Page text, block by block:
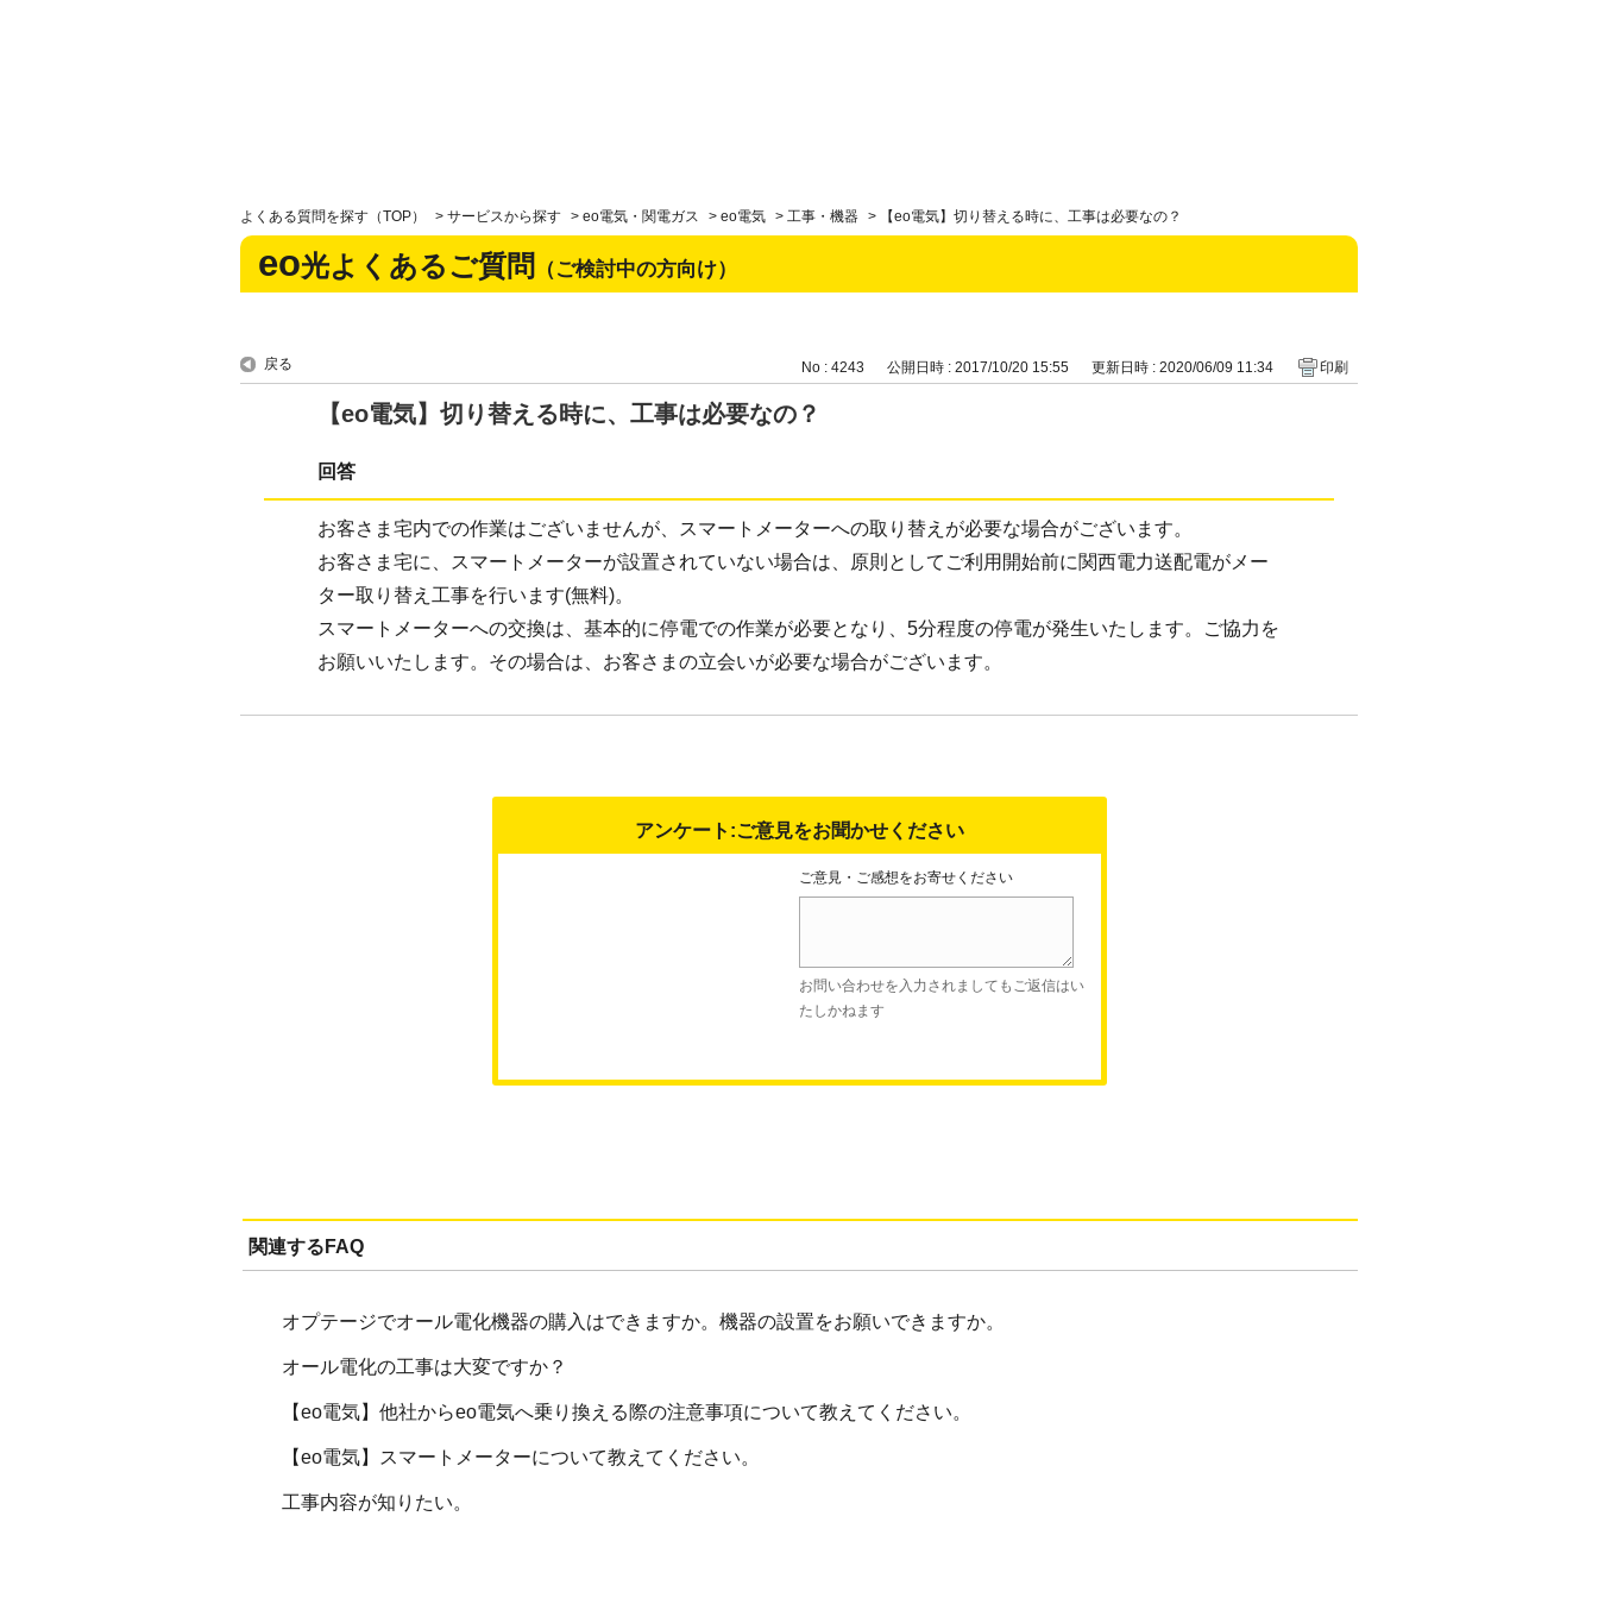
よくある質問を探す（TOP） > サービスから探す > eo電気・関電ガス > eo電気 > 工事・機器 > 【eo電気】切り替える時に、工事は必要なの？
eo光よくあるご質問 （ご検討中の方向け）
戻る No : 4243 公開日時 : 2017/10/20 15:55 更新日時 : 2020/06/09 11:34 印刷
【eo電気】切り替える時に、工事は必要なの？
回答
お客さま宅内での作業はございませんが、スマートメーターへの取り替えが必要な場合がございます。
お客さま宅に、スマートメーターが設置されていない場合は、原則としてご利用開始前に関西電力送配電がメー
ター取り替え工事を行います(無料)。
スマートメーターへの交換は、基本的に停電での作業が必要となり、5分程度の停電が発生いたします。ご協力を
お願いいたします。その場合は、お客さまの立会いが必要な場合がございます。
アンケート:ご意見をお聞かせください
ご意見・ご感想をお寄せください
お問い合わせを入力されましてもご返信はい
たしかねます
関連するFAQ
オプテージでオール電化機器の購入はできますか。機器の設置をお願いできますか。
オール電化の工事は大変ですか？
【eo電気】他社からeo電気へ乗り換える際の注意事項について教えてください。
【eo電気】スマートメーターについて教えてください。
工事内容が知りたい。